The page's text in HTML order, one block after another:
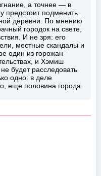
а точнее — в
предстоит подменить
деревни. По мнению
городок на свете,
И не зря: его
местные скандалы и
один из горожан
и Хэмиш
будет расследовать
одно: в деле
еще половина города.